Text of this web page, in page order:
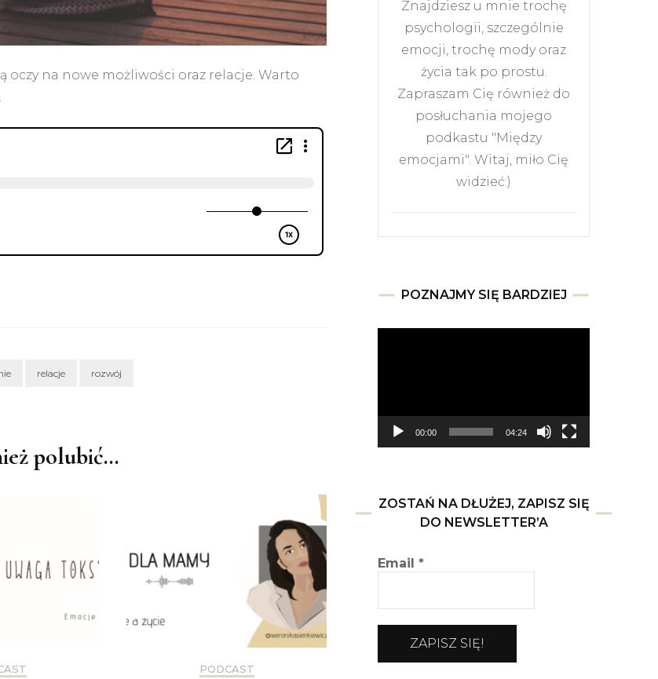
oczy na nowe możliwości oraz relacje. Warto
relacje rozwój
polubić…
PODCAST
Znajdziesz u mnie trochę
psychologii, szczególnie
emocji, trochę mody oraz
życia tak po prostu.
Zapraszam Cię również do
posłuchania mojego
podkastu "Między
emocjami". Witaj, miło Cię
widzieć:)
POZNAJMY SIĘ BARDZIEJ
00:00 04:24
ZOSTAŃ NA DŁUŻEJ, ZAPISZ SIĘ
DO NEWSLETTER’A
Email *